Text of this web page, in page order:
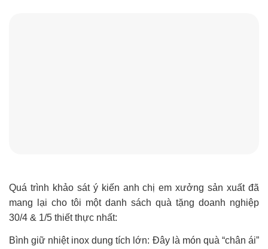
Quá trình khảo sát ý kiến anh chị em xưởng sản xuất đã
mang lại cho tôi một danh sách quà tặng doanh nghiệp
30/4 & 1/5 thiết thực nhất:
Bình giữ nhiệt inox dung tích lớn: Đây là món quà “chân ái”